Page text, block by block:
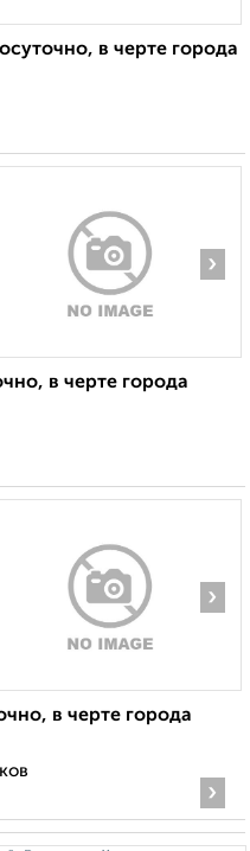
в черте города
›
в черте города
›
в черте города
›